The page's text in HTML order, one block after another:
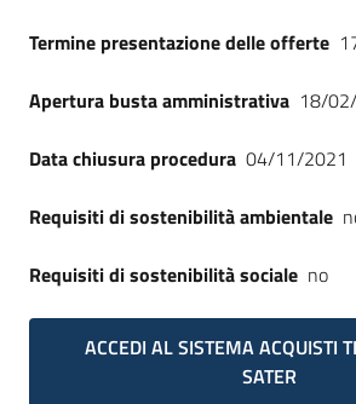
Termine presentazione delle offerte
Apertura busta amministrativa 18/
Data chiusura procedura 04/11/2021
Requisiti di sostenibilità ambientale
Requisiti di sostenibilità sociale no
ACCEDI AL SISTEMA ACQUISTI
SATER